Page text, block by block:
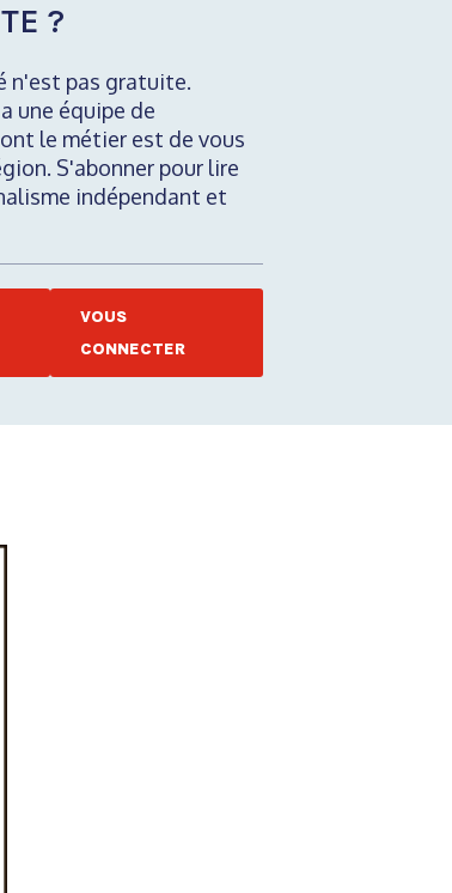
?
n'est pas gratuite.
une équipe de
le métier est de vous
S'abonner pour lire
indépendant et
VOUS
CONNECTER